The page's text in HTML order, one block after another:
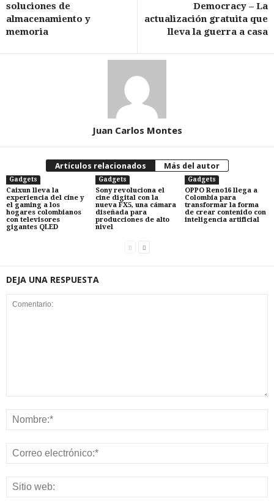
soluciones de
almacenamiento y
memoria
Democracy – La
actualización gratuita que
lleva la guerra a casa
Juan Carlos Montes
Artículos relacionados Más del autor
Gadgets
Caixun lleva la
experiencia del cine y
el gaming a los
hogares colombianos
con televisores
gigantes QLED
Gadgets
Sony revoluciona el
cine digital con la
nueva FX5, una cámara
diseñada para
producciones de alto
nivel
Gadgets
OPPO Reno16 llega a
Colombia para
transformar la forma
de crear contenido con
inteligencia artificial
DEJA UNA RESPUESTA